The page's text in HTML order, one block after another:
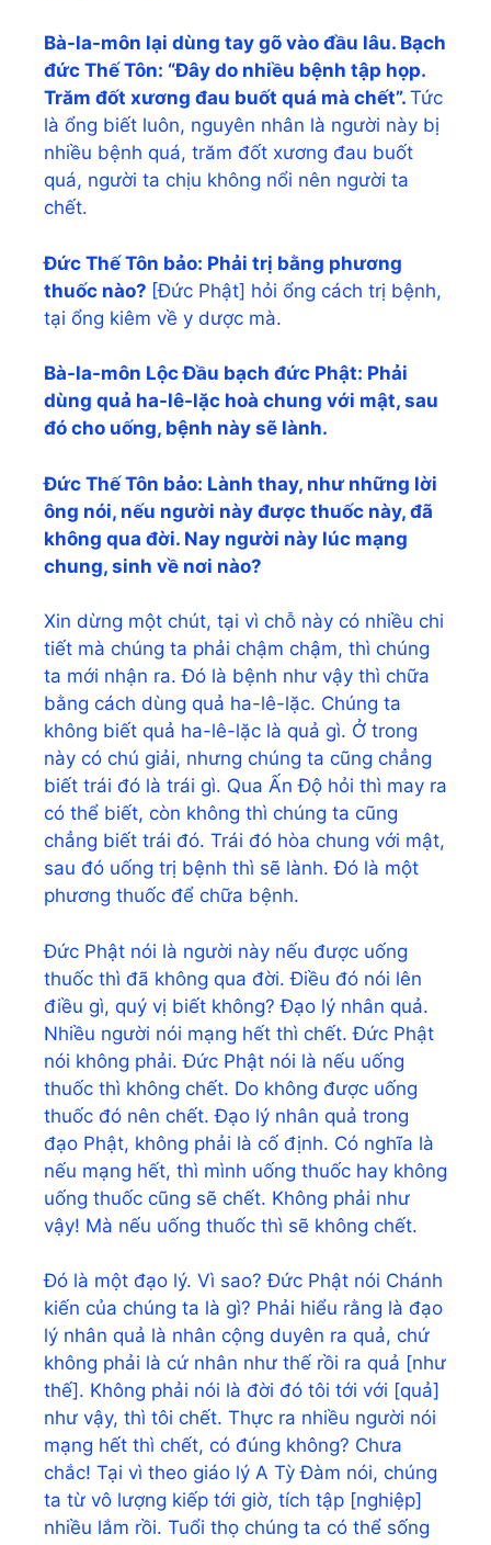
Bà-la-môn lại dùng tay gõ vào đầu lâu. Bạch
đức Thế Tôn: “Đây do nhiều bệnh tập họp.
Trăm đốt xương đau buốt quá mà chết”. Tức
là ổng biết luôn, nguyên nhân là người này bị
nhiều bệnh quá, trăm đốt xương đau buốt
quá, người ta chịu không nổi nên người ta
chết.
Đức Thế Tôn bảo: Phải trị bằng phương
thuốc nào? [Đức Phật] hỏi ổng cách trị bệnh,
tại ổng kiêm về y dược mà.
Bà-la-môn Lộc Đầu bạch đức Phật: Phải
dùng quả ha-lê-lặc hoà chung với mật, sau
đó cho uống, bệnh này sẽ lành.
Đức Thế Tôn bảo: Lành thay, như những lời
ông nói, nếu người này được thuốc này, đã
không qua đời. Nay người này lúc mạng
chung, sinh về nơi nào?
Xin dừng một chút, tại vì chỗ này có nhiều chi
tiết mà chúng ta phải chậm chậm, thì chúng
ta mới nhận ra. Đó là bệnh như vậy thì chữa
bằng cách dùng quả ha-lê-lặc. Chúng ta
không biết quả ha-lê-lặc là quả gì. Ở trong
này có chú giải, nhưng chúng ta cũng chẳng
biết trái đó là trái gì. Qua Ấn Độ hỏi thì may ra
có thể biết, còn không thì chúng ta cũng
chẳng biết trái đó. Trái đó hòa chung với mật,
sau đó uống trị bệnh thì sẽ lành. Đó là một
phương thuốc để chữa bệnh.
Đức Phật nói là người này nếu được uống
thuốc thì đã không qua đời. Điều đó nói lên
điều gì, quý vị biết không? Đạo lý nhân quả.
Nhiều người nói mạng hết thì chết. Đức Phật
nói không phải. Đức Phật nói là nếu uống
thuốc thì không chết. Do không được uống
thuốc đó nên chết. Đạo lý nhân quả trong
đạo Phật, không phải là cố định. Có nghĩa là
nếu mạng hết, thì mình uống thuốc hay không
uống thuốc cũng sẽ chết. Không phải như
vậy! Mà nếu uống thuốc thì sẽ không chết.
Đó là một đạo lý. Vì sao? Đức Phật nói Chánh
kiến của chúng ta là gì? Phải hiểu rằng là đạo
lý nhân quả là nhân cộng duyên ra quả, chứ
không phải là cứ nhân như thế rồi ra quả [như
thế]. Không phải nói là đời đó tôi tới với [quả]
như vậy, thì tôi chết. Thực ra nhiều người nói
mạng hết thì chết, có đúng không? Chưa
chắc! Tại vì theo giáo lý A Tỳ Đàm nói, chúng
ta từ vô lượng kiếp tới giờ, tích tập [nghiệp]
nhiều lắm rồi. Tuổi thọ chúng ta có thể sống